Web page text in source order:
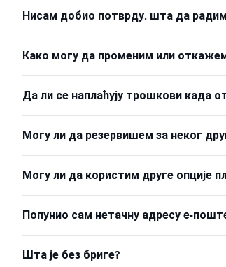
Нисам добио потврду. шта да
Како могу да променим или откажем
Да ли се наплаћују трошкови када
Могу ли да резервишем за неког
Могу ли да користим друге опције
Попунио сам нетачну адресу е-
Шта је без бриге?